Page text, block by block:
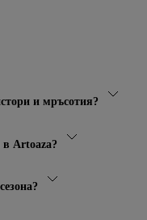
и мръсотия?
в Artoaza?